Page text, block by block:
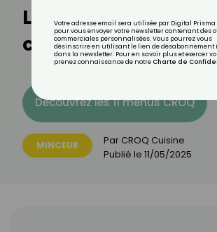
La sauce soja est-
calorique ?
Découvrez les 11 menus CROQ
MINCEUR Par CROQ Cuisine
Publié le 11/05/2025
Votre adresse email sera utilisée par Digital Prisma
pour vous envoyer votre newsletter contenant des
commerciales personnalisées. Vous pourrez vous
désinscrire en utilisant le lien de désabonnement
dans la newsletter. Pour en savoir plus et exercer
prenez connaissance de notre Charte de